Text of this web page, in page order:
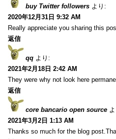
buy Twitter followers より:
2020年12月31日 9:32 AM
Really appreciate you sharing this
返信
qq より:
2021年2月18日 2:42 AM
They were why not look here
返信
core bancario open source
2021年3月2日 1:13 AM
Thanks so much for the blog